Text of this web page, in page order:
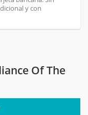
y con
Of The